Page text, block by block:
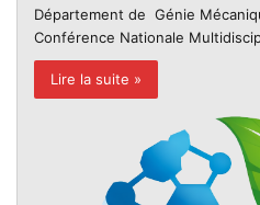
Département de Génie
Conférence Nationale
Lire la suite »